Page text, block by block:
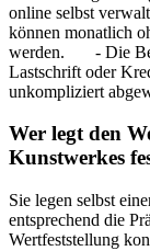
online selbst
können monatlich
werden. - Die
Lastschrift oder
unkompliziert
Wer legt den
Kunstwerkes
Sie legen selbst
entsprechend die
Wertfeststellung